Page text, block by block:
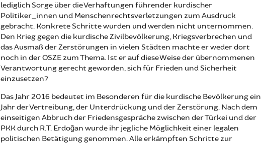
lediglich Sorge über die Verhaftungen führender kurdischer
Politiker_innen und Menschenrechtsverletzungen zum Ausdruck
gebracht. Konkrete Schritte wurden und werden nicht unternommen.
Den Krieg gegen die kurdische Zivilbevölkerung, Kriegsverbrechen und
das Ausmaß der Zerstörungen in vielen Städten machte er weder dort
noch in der OSZE zum Thema. Ist er auf diese Weise der übernommenen
Verantwortung gerecht geworden, sich für Frieden und Sicherheit
einzusetzen?
Das Jahr 2016 bedeutet im Besonderen für die kurdische Bevölkerung ein
Jahr der Vertreibung, der Unterdrückung und der Zerstörung. Nach dem
einseitigen Abbruch der Friedensgespräche zwischen der Türkei und der
PKK durch R.T. Erdoğan wurde ihr jegliche Möglichkeit einer legalen
politischen Betätigung genommen. Alle erkämpften Schritte zur